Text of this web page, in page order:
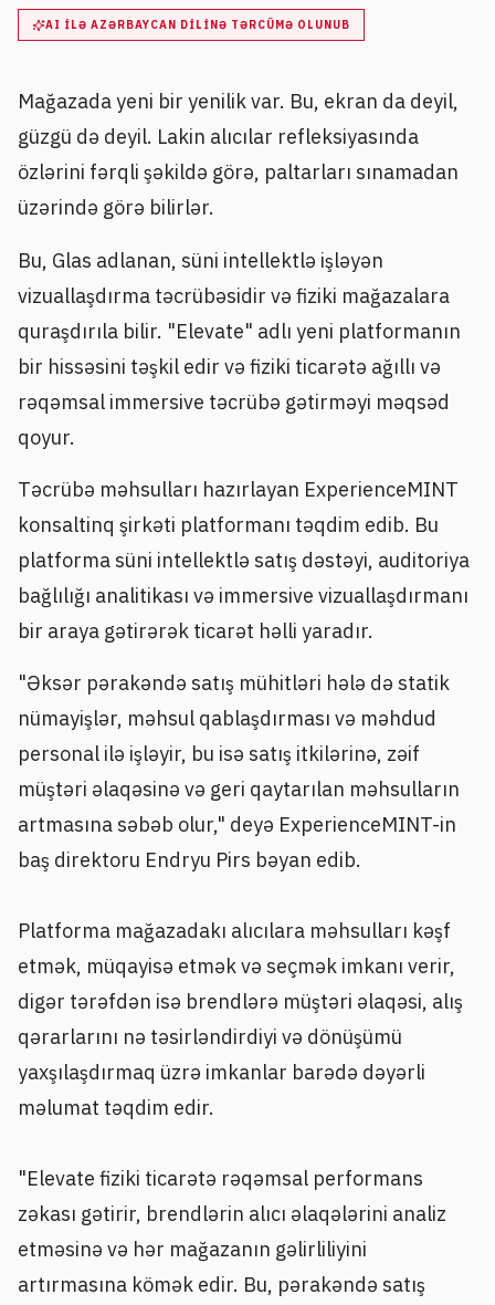
AI ILƏ AZƏRBAYCAN DILINƏ TƏRCÜMƏ OLUNUB
Mağazada yeni bir yenilik var. Bu, ekran da deyil,
güzgü də deyil. Lakin alıcılar refleksiyasında
özlərini fərqli şəkildə görə, paltarları sınamadan
üzərində görə bilirlər.
Bu, Glas adlanan, süni intellektlə işləyən
vizuallaşdırma təcrübəsidir və fiziki mağazalara
quraşdırıla bilir. "Elevate" adlı yeni platformanın
bir hissəsini təşkil edir və fiziki ticarətə ağıllı və
rəqəmsal immersive təcrübə gətirməyi məqsəd
qoyur.
Təcrübə məhsulları hazırlayan ExperienceMINT
konsaltinq şirkəti platformanı təqdim edib. Bu
platforma süni intellektlə satış dəstəyi, auditoriya
bağlılığı analitikası və immersive vizuallaşdırmanı
bir araya gətirərək ticarət həlli yaradır.
"Əksər pərakəndə satış mühitləri hələ də statik
nümayişlər, məhsul qablaşdırması və məhdud
personal ilə işləyir, bu isə satış itkilərinə, zəif
müştəri əlaqəsinə və geri qaytarılan məhsulların
artmasına səbəb olur," deyə ExperienceMINT-in
baş direktoru Endryu Pirs bəyan edib.
Platforma mağazadakı alıcılara məhsulları kəşf
etmək, müqayisə etmək və seçmək imkanı verir,
digər tərəfdən isə brendlərə müştəri əlaqəsi, alış
qərarlarını nə təsirləndirdiyi və dönüşümü
yaxşılaşdırmaq üzrə imkanlar barədə dəyərli
məlumat təqdim edir.
"Elevate fiziki ticarətə rəqəmsal performans
zəkası gətirir, brendlərin alıcı əlaqələrini analiz
etməsinə və hər mağazanın gəlirliliyini
artırmasına kömək edir. Bu, pərakəndə satış